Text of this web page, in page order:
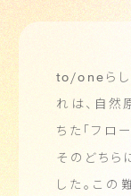
to/one ら
れは、自然
ちた「フロ
そのどちら
した。 この